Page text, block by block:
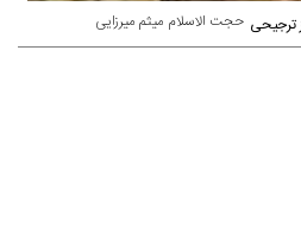
حجت الاسلام میثم میرزایی ترجیحی